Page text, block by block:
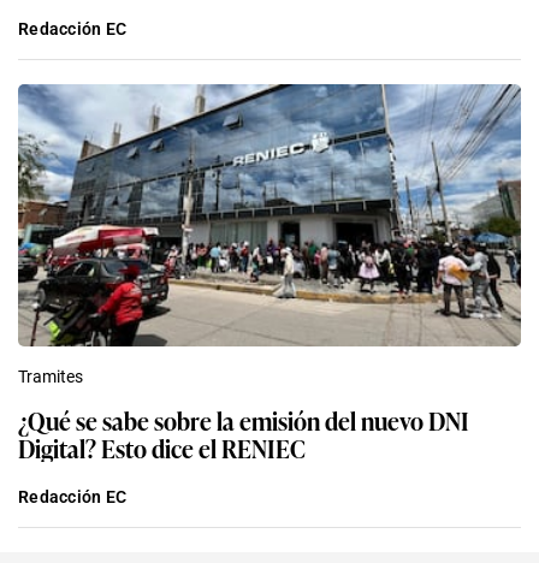
Redacción EC
Tramites
¿Qué se sabe sobre la emisión del nuevo DNI
Digital? Esto dice el RENIEC
Redacción EC